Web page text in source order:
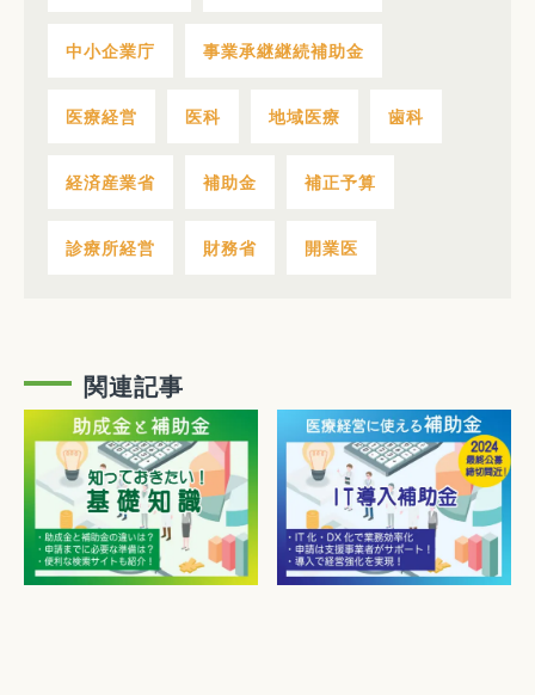
中小企業庁 事業承継継続補助金
医療経営 医科 地域医療 歯科
経済産業省 補助金 補正予算
診療所経営 財務省 開業医
関連記事